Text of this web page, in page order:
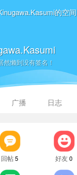
的空间
然懒到没有签名！
广播 日志
回帖5 好友0